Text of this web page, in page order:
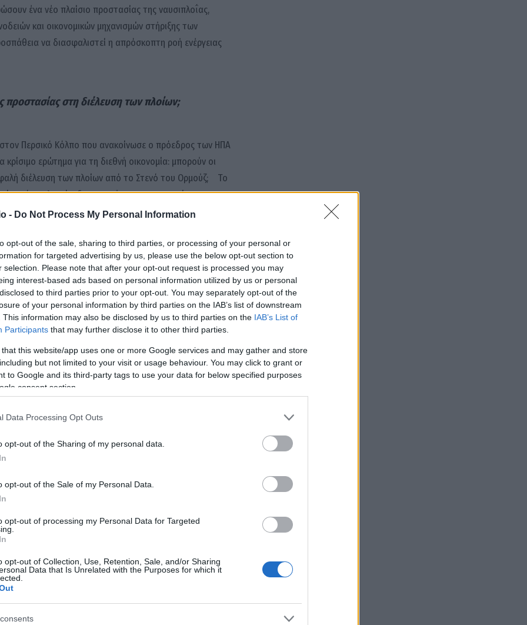
- Do Not Process My Personal Information
opt-out of the sale, sharing to third parties, or processing of your personal or
for targeted advertising by us, please use the below opt-out section to
selection. Please note that after your opt-out request is processed you may
interest-based ads based on personal information utilized by us or personal
to third parties prior to your opt-out. You may separately opt-out of the
of your personal information by third parties on the IAB’s list of downstream
This information may also be disclosed by us to third parties on the IAB’s List of
Participants that may further disclose it to other third parties.
that this website/app uses one or more Google services and may gather and store
but not limited to your visit or usage behaviour. You may click to grant or
to Google and its third-party tags to use your data for below specified purposes
consent section.
Data Processing Opt Outs
opt-out of the Sharing of my personal data.
opt-out of the Sale of my Personal Data.
opt-out of processing my Personal Data for Targeted
opt-out of Collection, Use, Retention, Sale, and/or Sharing
Data that Is Unrelated with the Purposes for which it
ένα νέο πλαίσιο προστασίας της ναυσιπλοΐας,
και οικονομικών μηχανισμών στήριξης των
να διασφαλιστεί η απρόσκοπτη ροή ενέργειας
προστασίας στη διέλευση των πλοίων;
Περσικό Κόλπο που ανακοίνωσε ο πρόεδρος των ΗΠΑ
κρίσιμο ερώτημα για τη διεθνή οικονομία: μπορούν οι
διέλευση των πλοίων από το Στενό του Ορμούζ; Το
ενός πολυεπίπεδου συστήματος προστασίας για τις
η πρωτοβουλία αυτή έρχεται σε μια περίοδο αυξημένης
– αποτελεί έναν από τους σημαντικότερους
θαλάσσιο πέρασμα από όπου διέρχεται περίπου
πετρελαίου.
ο Ν. Τραμπ γνωστοποίησε ότι το United States
στο Στενό του Ορμούζ «το συντομότερο
ροής ενέργειας προς τις διεθνείς αγορές. Παράλληλα,
εργαλεία για τη μείωση της αβεβαιότητας στις
ασφάλειας και διαχείρισης κινδύνου
πρωτοβουλία μετά την απόφαση μεγάλων
πολεμικού κινδύνου για πλοία που διέρχονται
Επεσήμαναν μάλιστα ότι στην ανάρτησή του ο
International Development Finance Corporation να
κινδύνου και οικονομικές εγγυήσεις για θαλάσσιες
τομέα – που πραγματοποιούνται μέσω της
σε όλες τις ναυτιλιακές εταιρείες. Ωστόσο, τα
δεν έχουν δοθεί σαφείς λεπτομέρειες ούτε για το
πλαίσιο που θα τη συνοδεύει.
επίπεδο από τη Diaplous